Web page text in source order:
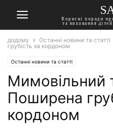
Корисні поради
та виховання
додому Останні новини та статті
грубість за кордоном
Останні новини та статті
Мимовільний
Поширена
кордоном